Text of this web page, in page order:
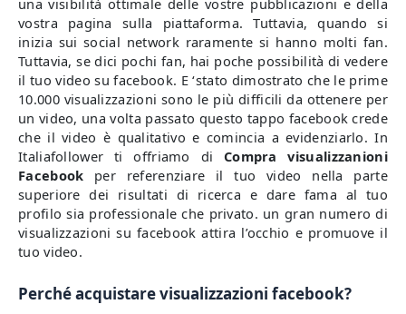
vostra pagina sulla piattaforma. Tuttavia, quando si
inizia sui social network raramente si hanno molti fan.
Tuttavia, se dici pochi fan, hai poche possibilità di vedere
il tuo video su facebook. E ‘stato dimostrato che le prime
10.000 visualizzazioni sono le più difficili da ottenere per
un video, una volta passato questo tappo facebook crede
che il video è qualitativo e comincia a evidenziarlo. In
Italiafollower ti offriamo di Compra visualizzanioni
Facebook per referenziare il tuo video nella parte
superiore dei risultati di ricerca e dare fama al tuo
profilo sia professionale che privato. un gran numero di
visualizzazioni su facebook attira l’occhio e promuove il
tuo video.
Perché acquistare visualizzazioni facebook?